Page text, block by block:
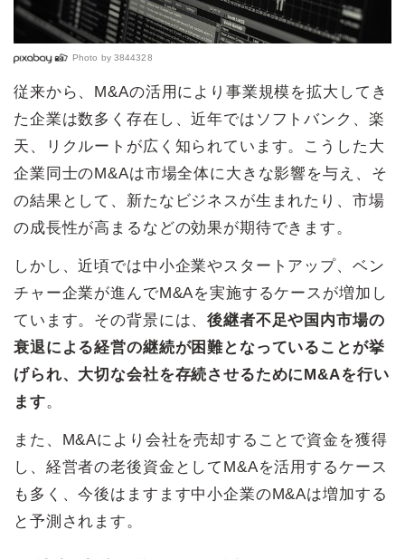
Photo by 3844328
従来から、M&Aの活用により事業規模を拡大してき
た企業は数多く存在し、近年ではソフトバンク、楽
天、リクルートが広く知られています。こうした大
企業同士のM&Aは市場全体に大きな影響を与え、そ
の結果として、新たなビジネスが生まれたり、市場
の成長性が高まるなどの効果が期待できます。
しかし、近頃では中小企業やスタートアップ、ベン
チャー企業が進んでM&Aを実施するケースが増加し
ています。その背景には、後継者不足や国内市場の
衰退による経営の継続が困難となっていることが挙
げられ、大切な会社を存続させるためにM&Aを行い
ます。
また、M&Aにより会社を売却することで資金を獲得
し、経営者の老後資金としてM&Aを活用するケース
も多く、今後はますます中小企業のM&Aは増加する
と予測されます。